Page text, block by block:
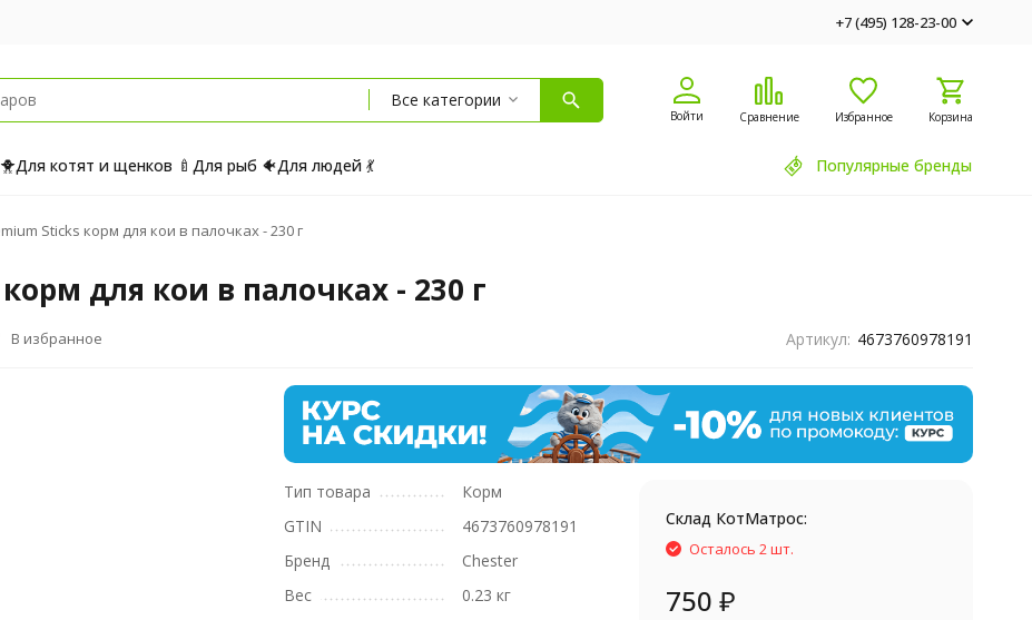
+7 (495) 128-23-00
Все категории
Войти Сравнение Избранное Корзина
Для котят и щенков 🍼 Для рыб 🐠Для людей 💃 Популярные бренды
Sticks корм для кои в палочках - 230 г
для кои в палочках - 230 г
В избранное Артикул: 4673760978191
Тип товара
Корм
GTIN
4673760978191
Бренд
Chester
Вес
0.23 кг
Склад КотМатрос:
Осталось 2 шт.
750 ₽